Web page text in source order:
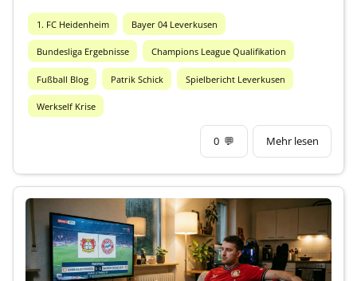
1. FC Heidenheim Bayer 04 Leverkusen
Bundesliga Ergebnisse Champions League Qualifikation
Fußball Blog Patrik Schick Spielbericht Leverkusen
Werkself Krise
0 💬 Mehr lesen